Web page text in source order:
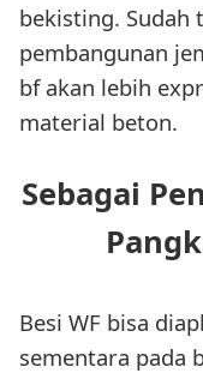
bekisting. Sudah
pembangunan
bf akan lebih
material beton.
Sebagai
Besi WF bisa
sementara pada